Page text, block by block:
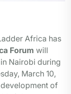
Africa has
Forum will
in Nairobi during
March 10,
of